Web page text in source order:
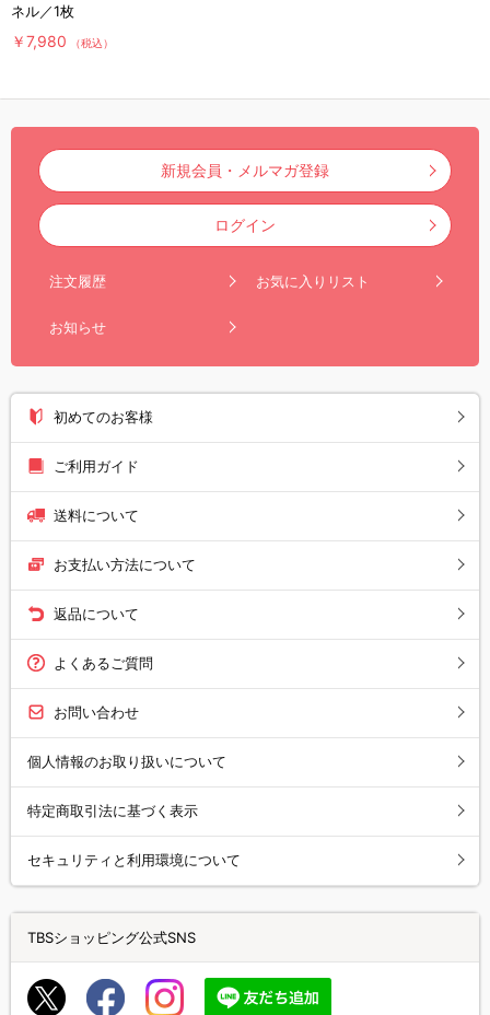
ネル／1枚
￥7,980 （税込）
新規会員・メルマガ登録
ログイン
注文履歴 お気に入りリスト
お知らせ
初めてのお客様
ご利用ガイド
送料について
お支払い方法について
返品について
よくあるご質問
お問い合わせ
個人情報のお取り扱いについて
特定商取引法に基づく表示
セキュリティと利用環境について
TBSショッピング公式SNS